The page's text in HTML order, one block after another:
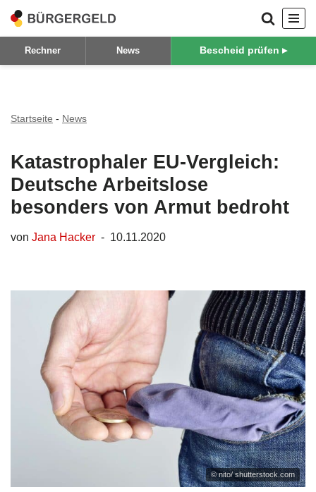
Zum
Inhalt
Rechner News Bescheid prüfen ▸
Startseite - News
Katastrophaler EU-Vergleich:
Deutsche Arbeitslose
besonders von Armut bedroht
von Jana Hacker 10.11.2020
© nito/ shutterstock.com